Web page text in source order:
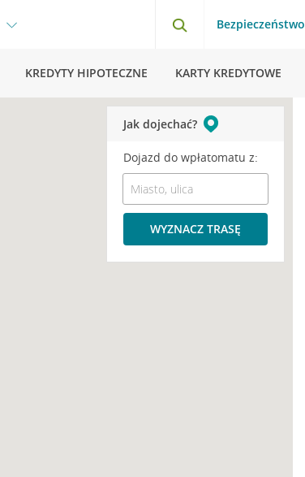
Bezpieczeństwo
KREDYTY HIPOTECZNE KARTY KREDYTOWE
Jak dojechać?
Dojazd do wpłatomatu z:
WYZNACZ TRASĘ